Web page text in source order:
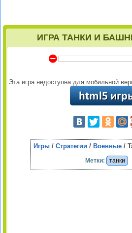
ИГРА ТАНКИ И
Y
Эта игра недоступна для мобильной
Игры/ Стратегии / Военные/
Метки: танки